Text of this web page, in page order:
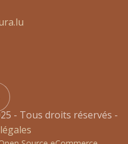
- Tous droits réservés -